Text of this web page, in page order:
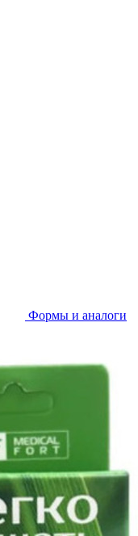
Формы и аналоги